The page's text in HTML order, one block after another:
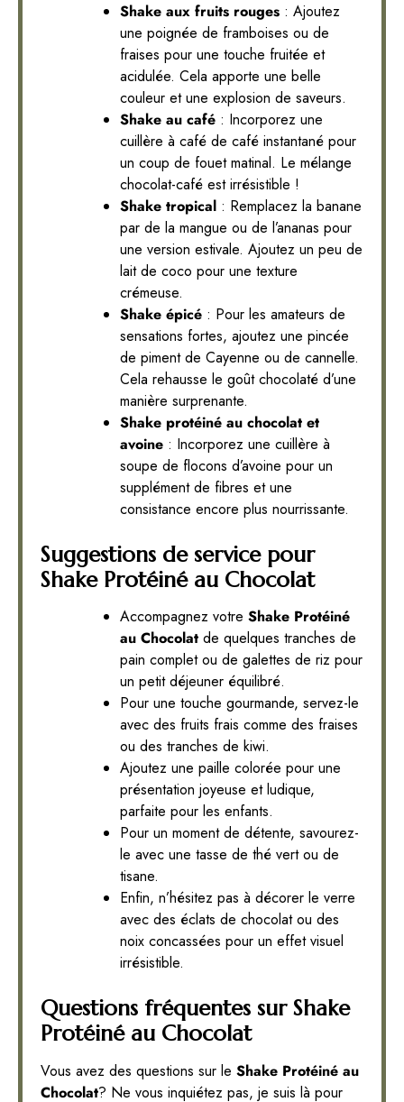
Shake aux fruits rouges : Ajoutez
une poignée de framboises ou de
fraises pour une touche fruitée et
acidulée. Cela apporte une belle
couleur et une explosion de saveurs.
Shake au café : Incorporez une
cuillère à café de café instantané pour
un coup de fouet matinal. Le mélange
chocolat-café est irrésistible !
Shake tropical : Remplacez la banane
par de la mangue ou de l’ananas pour
une version estivale. Ajoutez un peu de
lait de coco pour une texture
crémeuse.
Shake épicé : Pour les amateurs de
sensations fortes, ajoutez une pincée
de piment de Cayenne ou de cannelle.
Cela rehausse le goût chocolaté d’une
manière surprenante.
Shake protéiné au chocolat et
avoine : Incorporez une cuillère à
soupe de flocons d’avoine pour un
supplément de fibres et une
consistance encore plus nourrissante.
Suggestions de service pour
Shake Protéiné au Chocolat
Accompagnez votre Shake Protéiné
au Chocolat de quelques tranches de
pain complet ou de galettes de riz pour
un petit déjeuner équilibré.
Pour une touche gourmande, servez-le
avec des fruits frais comme des fraises
ou des tranches de kiwi.
Ajoutez une paille colorée pour une
présentation joyeuse et ludique,
parfaite pour les enfants.
Pour un moment de détente, savourez-
le avec une tasse de thé vert ou de
tisane.
Enfin, n’hésitez pas à décorer le verre
avec des éclats de chocolat ou des
noix concassées pour un effet visuel
irrésistible.
Questions fréquentes sur Shake
Protéiné au Chocolat
Vous avez des questions sur le Shake Protéiné au
Chocolat? Ne vous inquiétez pas, je suis là pour